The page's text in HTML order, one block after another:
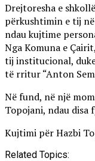
Drejtoresha e
përkushtimin e tij
ndau kujtime
Nga Komuna e
tij institucional,
të rritur “Anton
Në fund, në një
Topojani, ndau disa
Kujtimi për Hazbi
Related Topics: